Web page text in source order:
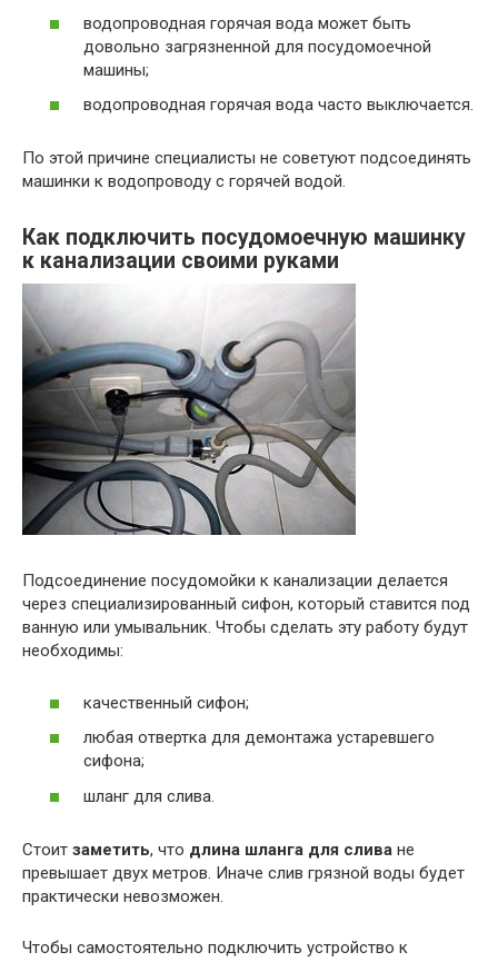
водопроводная горячая вода может быть
довольно загрязненной для посудомоечной
машины;
водопроводная горячая вода часто выключается.
По этой причине специалисты не советуют подсоединять
машинки к водопроводу с горячей водой.
Как подключить посудомоечную машинку
к канализации своими руками
Подсоединение посудомойки к канализации делается
через специализированный сифон, который ставится под
ванную или умывальник. Чтобы сделать эту работу будут
необходимы:
качественный сифон;
любая отвертка для демонтажа устаревшего
сифона;
шланг для слива.
Стоит заметить, что длина шланга для слива не
превышает двух метров. Иначе слив грязной воды будет
практически невозможен.
Чтобы самостоятельно подключить устройство к